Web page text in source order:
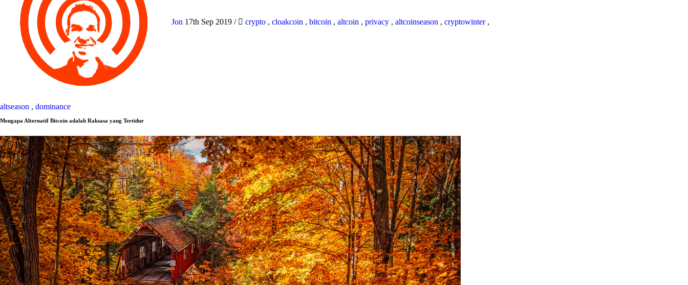
Jon 17th Sep 2019 / crypto , cloakcoin , bitcoin , altcoin , privacy , altcoinseason , cryptowinter,
altseason , dominance
Mengapa Alternatif Bitcoin adalah Raksasa yang Tertidur